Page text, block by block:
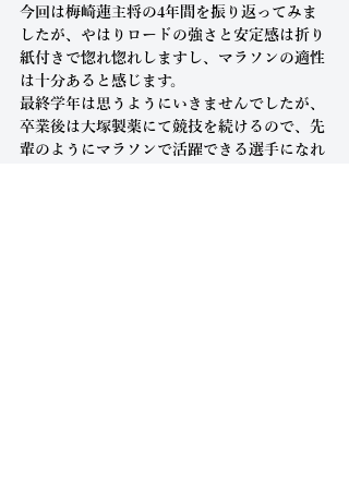
今回は梅崎蓮主将の4年間を振り返ってみま
したが、やはりロードの強さと安定感は折り
紙付きで惚れ惚れしますし、マラソンの適性
は十分あると感じます。
最終学年は思うようにいきませんでしたが、
卒業後は大塚製薬にて競技を続けるので、先
輩のようにマラソンで活躍できる選手になれ